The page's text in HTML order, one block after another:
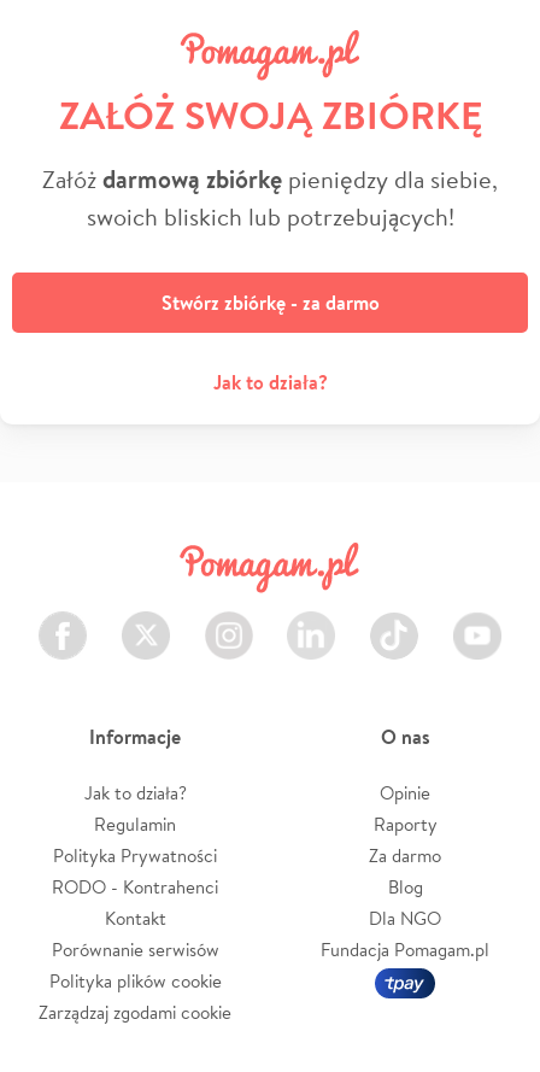
ZAŁÓŻ SWOJĄ ZBIÓRKĘ
Załóżdarmową zbiórkę pieniędzy dla siebie,
swoich bliskich lub potrzebujących!
Stwórz zbiórkę - za darmo
Jak to działa?
Facebook Twitter Instagram LinkedIn TikTok Youtube
Informacje
Jak to działa?
Regulamin
Polityka Prywatności
RODO - Kontrahenci
Kontakt
Porównanie serwisów
Polityka plików cookie
Zarządzaj zgodami cookie
O nas
Opinie
Raporty
Za darmo
Blog
Dla NGO
Fundacja Pomagam.pl